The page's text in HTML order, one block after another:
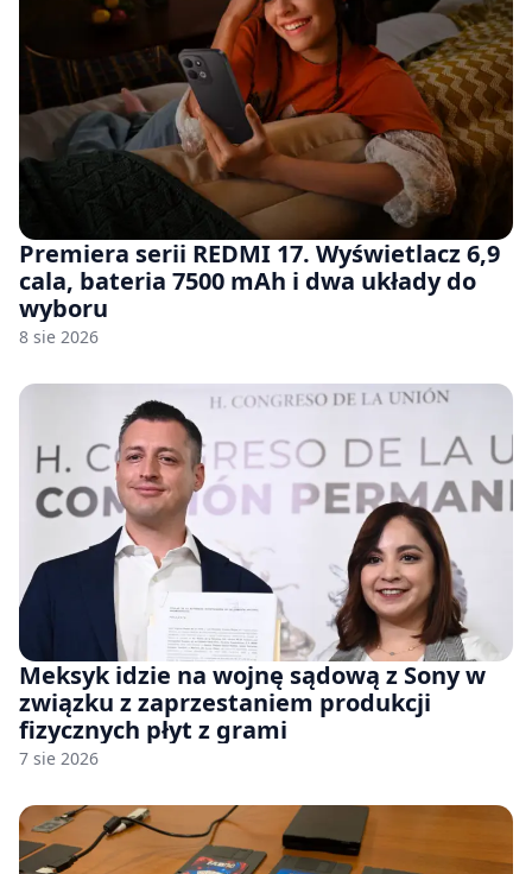
Premiera serii REDMI 17. Wyświetlacz 6,9
cala, bateria 7500 mAh i dwa układy do
wyboru
8 sie 2026
Meksyk idzie na wojnę sądową z Sony w
związku z zaprzestaniem produkcji
fizycznych płyt z grami
7 sie 2026